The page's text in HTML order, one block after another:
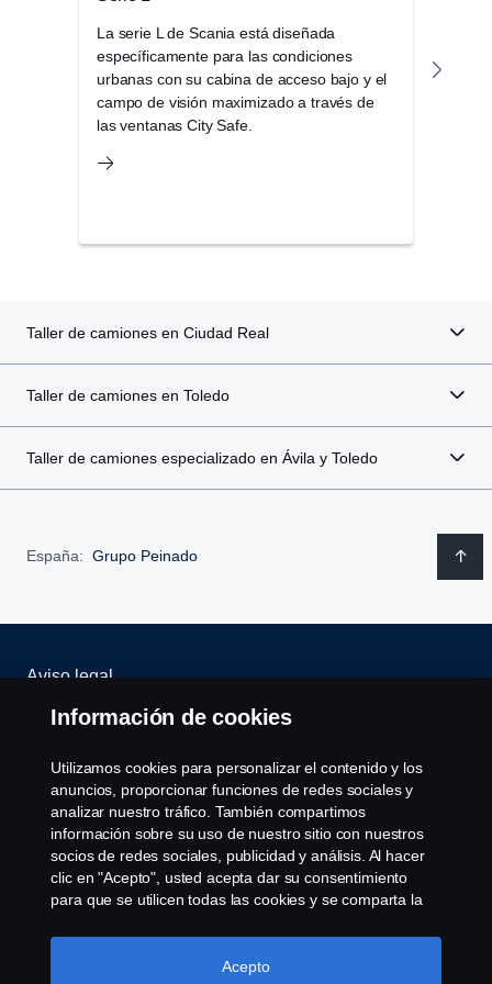
660 CV, así como para los motores de alta potencia de 13
litros con 500 y 540 CV.
La serie L de Scania está diseñada
específicamente para las condiciones
urbanas con su cabina de acceso bajo y el
campo de visión maximizado a través de
las ventanas City Safe.
Taller de camiones en Ciudad Real
Taller de camiones en Toledo
Taller de camiones especializado en Ávila y Toledo
España: Grupo Peinado
Aviso legal
Política de privacidad
Scania Assitance
Política de cookies
Opciones de Cookies
Información de cookies
Utilizamos cookies para personalizar el contenido y los
anuncios, proporcionar funciones de redes sociales y
analizar nuestro tráfico. También compartimos
información sobre su uso de nuestro sitio con nuestros
socios de redes sociales, publicidad y análisis. Al hacer
clic en "Acepto", usted acepta dar su consentimiento
para que se utilicen todas las cookies y se comparta la
haciendo clic en "Configuración de cookies" y
seleccionando las categorías que desea aceptar. Para
Acepto